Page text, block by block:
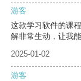
游客
这款学习软件的课
解非常生动，让我
2025-01-02
游客